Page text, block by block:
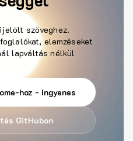
szöveghez.
elemzéseket
lapváltás nélkül
hoz - Ingyenes
GitHubon